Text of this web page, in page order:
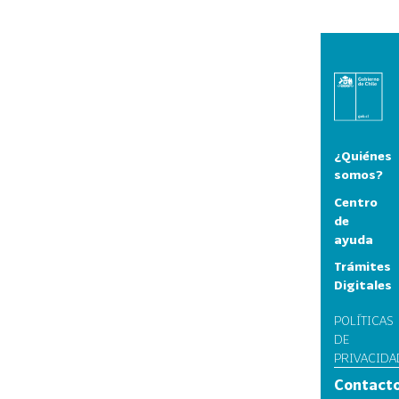
¿Quiénes
somos?
Centro
de
ayuda
Trámites
Digitales
POLÍTICAS
DE